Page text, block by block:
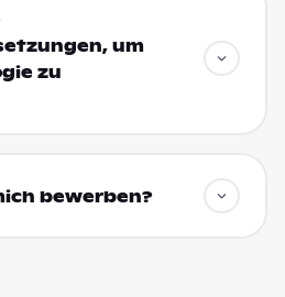
um
zu
bewerben?